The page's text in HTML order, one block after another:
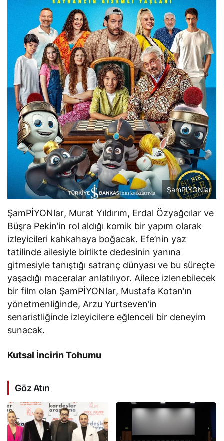
ŞamPİYONlar
ŞamPİYONlar, Murat Yıldırım, Erdal Özyağcılar ve
Büşra Pekin’in rol aldığı komik bir yapım olarak
izleyicileri kahkahaya boğacak. Efe’nin yaz
tatilinde ailesiyle birlikte dedesinin yanına
gitmesiyle tanıştığı satranç dünyası ve bu süreçte
yaşadığı maceralar anlatılıyor. Ailece izlenebilecek
bir film olan ŞamPİYONlar, Mustafa Kotan’ın
yönetmenliğinde, Arzu Yurtseven’in
senaristliğinde izleyicilere eğlenceli bir deneyim
sunacak.
Kutsal İncirin Tohumu
Göz Atın